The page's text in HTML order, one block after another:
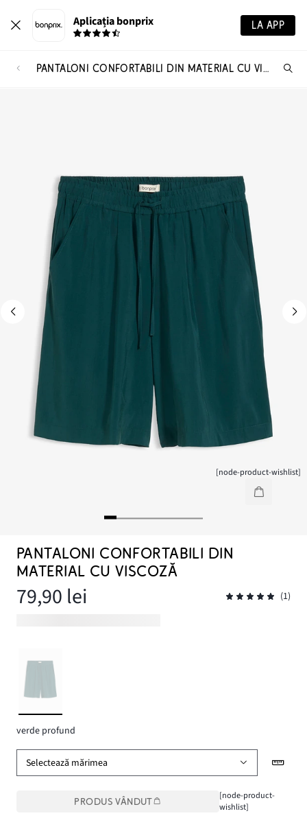
Aplicația bonprix LA APP
PANTALONI CONFORTABILI DIN MATERIAL CU VISCOZĂ
[node-product-wishlist]
PANTALONI CONFORTABILI DIN
MATERIAL CU VISCOZĂ
79,90 lei (1)
verde profund
Selectează mărimea
PRODUS VÂNDUT
[node-product-
wishlist]